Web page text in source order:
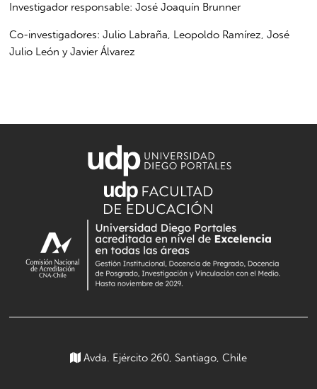
Investigador responsable: José Joaquín Brunner
Co-investigadores: Julio Labraña, Leopoldo Ramírez, José
Julio León y Javier Álvarez
Avda. Ejército 260, Santiago, Chile